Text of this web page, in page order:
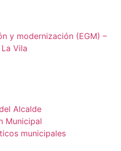
y modernización (EGM) –
Vila
Alcalde
Municipal
municipales